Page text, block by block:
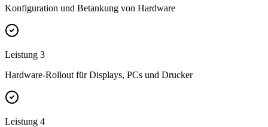
Konfiguration und Betankung von Hardware
Leistung 3
Hardware-Rollout für Displays, PCs und Drucker
Leistung 4